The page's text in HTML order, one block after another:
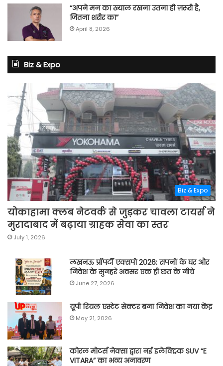
“अपने मन का ख्याल रखना उतना ही ज़रूरी है,
जितना शरीर का”
April 8, 2026
Biz & Expo
Biz & Expo
योकाहामा क्लब नेटवर्क से जुड़कर चावला टायर्स ने
मुरादाबाद में बढ़ाया ग्राहक सेवा का स्तर
July 1, 2026
लखनऊ प्रॉपर्टी एक्सपो 2026: सपनों के घर और
निवेश के सुनहरे अवसर एक ही छत के नीचे
June 27, 2026
यूपी रियल एस्टेट सेक्टर बना निवेश का नया केंद्र
May 21, 2026
कोरल मोटर्स नेक्सा द्वारा नई इलेक्ट्रिक SUV “E
VITARA” का भव्य अनावरण